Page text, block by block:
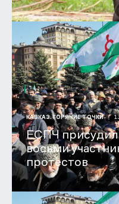
КАВКАЗ. ГОРЯЧИЕ ТОЧКИ
ЕСПЧ
восьми
протестов